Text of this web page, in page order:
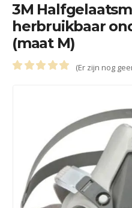
3M
herbruikbaar
(maat M)
(Er zijn nog